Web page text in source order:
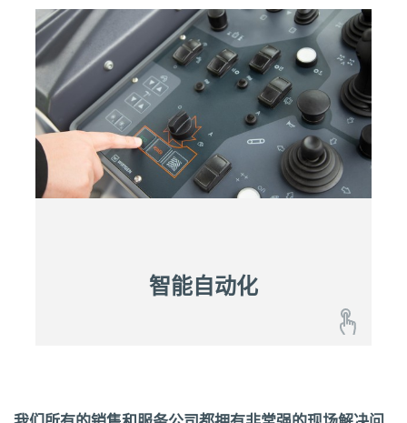
工地智能化
基于事实的决策是通往成功的关键。实时洞察是在
日常工作和整个施工过程中设定正确路线的基础。
持续观察并优化工地上的各项流程
实时做出基于数据的有效决策
智能自动化
我们的核心关注点是确保操作人员能够专注于基本